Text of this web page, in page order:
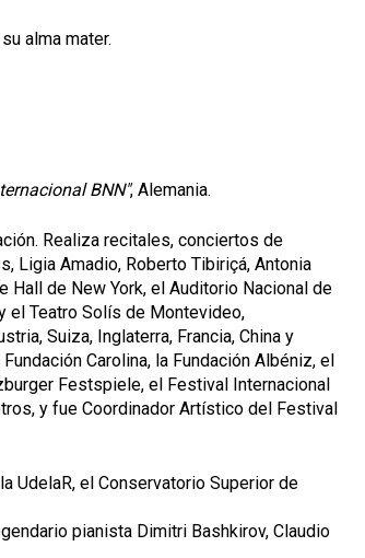
alma mater.
BNN", Alemania.
Realiza recitales, conciertos de
Ligia Amadio, Roberto Tibiriçá, Antonia
Hall de New York, el Auditorio Nacional de
el Teatro Solís de Montevideo,
Suiza, Inglaterra, Francia, China y
Carolina, la Fundación Albéniz, el
Festspiele, el Festival Internacional
y fue Coordinador Artístico del Festival
UdelaR, el Conservatorio Superior de
pianista Dimitri Bashkirov, Claudio